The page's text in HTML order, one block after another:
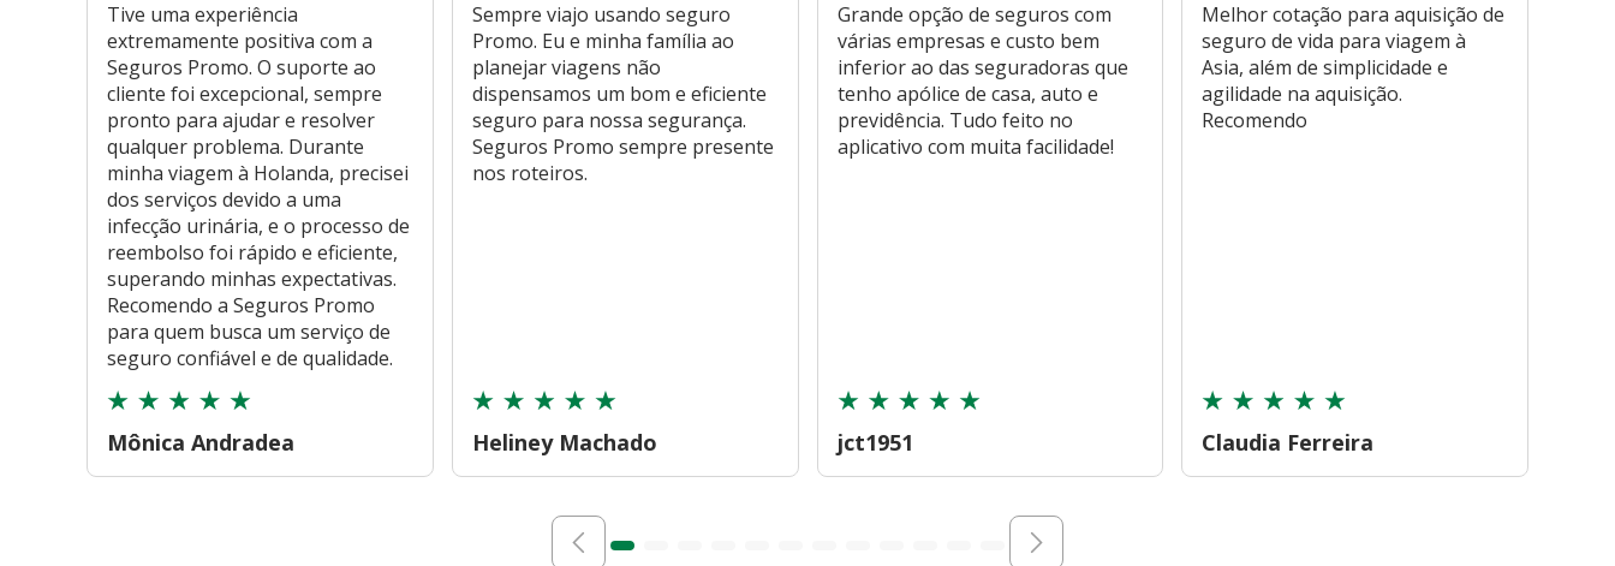
Tive uma experiência
extremamente positiva com a
Seguros Promo. O suporte ao
cliente foi excepcional, sempre
pronto para ajudar e resolver
qualquer problema. Durante
minha viagem à Holanda, precisei
dos serviços devido a uma
infecção urinária, e o processo de
reembolso foi rápido e eficiente,
superando minhas expectativas.
Recomendo a Seguros Promo
para quem busca um serviço de
seguro confiável e de qualidade.
Mônica Andradea
Sempre viajo usando seguro
Promo. Eu e minha família ao
planejar viagens não
dispensamos um bom e eficiente
seguro para nossa segurança.
Seguros Promo sempre presente
nos roteiros.
Heliney Machado
Grande opção de seguros com
várias empresas e custo bem
inferior ao das seguradoras que
tenho apólice de casa, auto e
previdência. Tudo feito no
aplicativo com muita facilidade!
jct1951
Melhor cotação para aquisição de
seguro de vida para viagem à
Asia, além de simplicidade e
agilidade na aquisição.
Recomendo
Claudia Ferreira